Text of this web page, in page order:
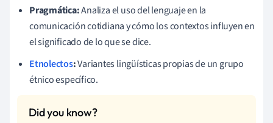
Pragmática:Analiza el uso del lenguaje en la
comunicación cotidiana y cómo los contextos influyen en
el significado de lo que se dice.
Etnolectos:Variantes lingüísticas propias de un grupo
étnico específico.